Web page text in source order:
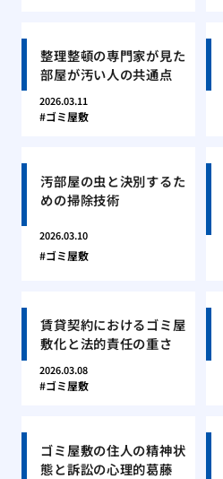
整理整頓の専門家が見た
部屋が汚い人の共通点
2026.03.11
ゴミ屋敷
汚部屋の虫と決別するた
めの掃除技術
2026.03.10
ゴミ屋敷
賃貸契約におけるゴミ屋
敷化と法的責任の重さ
2026.03.08
ゴミ屋敷
ゴミ屋敷の住人の精神状
態と訴訟の心理的葛藤